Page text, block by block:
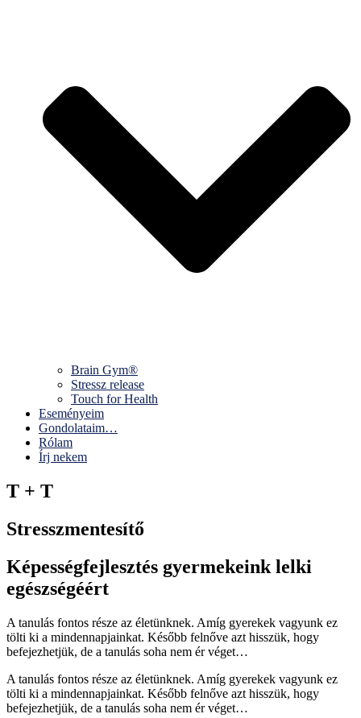
Brain Gym®
Stressz release
Touch for Health
Eseményeim
Gondolataim…
Rólam
Írj nekem
T + T
Stresszmentesítő
Képességfejlesztés gyermekeink lelki
egészségéért
A tanulás fontos része az életünknek. Amíg gyerekek vagyunk ez
tölti ki a mindennapjainkat. Később felnőve azt hisszük, hogy
befejezhetjük, de a tanulás soha nem ér véget…
A tanulás fontos része az életünknek. Amíg gyerekek vagyunk ez
tölti ki a mindennapjainkat. Később felnőve azt hisszük, hogy
befejezhetjük, de a tanulás soha nem ér véget…